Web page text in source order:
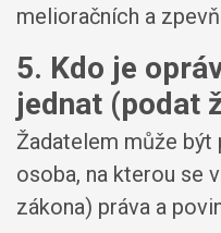
melioračních a
5. Kdo je
jednat (podat
Žadatelem může
osoba, na kterou se
zákona) práva a